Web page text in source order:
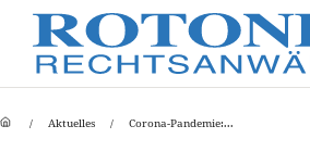
Aktuelles Corona-Pandemie:...